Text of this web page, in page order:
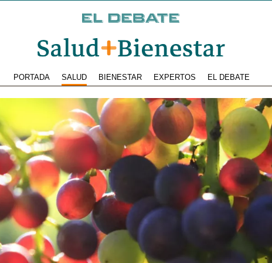
PORTADA SALUD BIENESTAR EXPERTOS EL DEBATE